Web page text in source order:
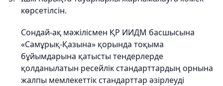
көрсетілсін.
Сондай-ақ мәжілісмен ҚР ИИДМ басшысына
«Самұрық-Қазына» қорында тоқыма
бұйымдарына қатысты тендерлерде
қолданылатын ресейлік стандарттардың орнына
жалпы мемлекеттік стандарттар әзірлеуді